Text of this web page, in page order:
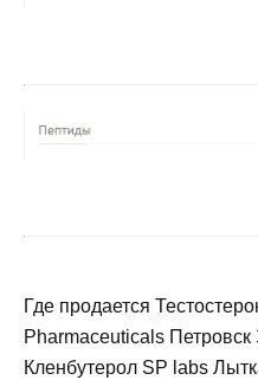
Где продается
Pharmaceuticals Петровск
Кленбутерол SP labs